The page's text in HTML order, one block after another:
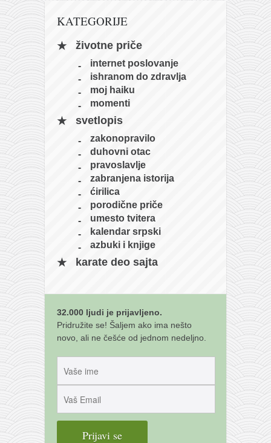
KATEGORIJE
životne priče
internet poslovanje
ishranom do zdravlja
moj haiku
momenti
svetlopis
zakonopravilo
duhovni otac
pravoslavlje
zabranjena istorija
ćirilica
porodične priče
umesto tvitera
kalendar srpski
azbuki i knjige
karate deo sajta
32.000 ljudi je prijavljeno.
Pridružite se! Šaljem ako ima nešto
novo, ali ne češće od jednom nedeljno.